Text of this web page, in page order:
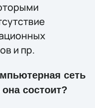
и пр.
сеть
состоит?